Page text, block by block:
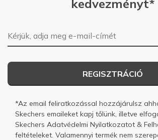
kedvezményt*
E-mail-cím
REGISZTRÁCIÓ
*Az email feliratkozással hozzájárulsz
Skechers emaileket kapj tőlünk, illetve
Skechers Adatvédelmi Nyilatkozatot &
feltételeket. Valamennyi termék nem